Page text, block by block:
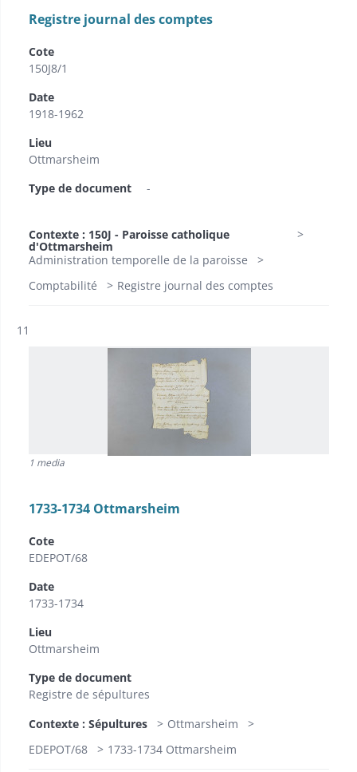
Registre journal des comptes
Cote
150J8/1
Date
1918-1962
Lieu
Ottmarsheim
Type de document
-
Contexte : 150J - Paroisse catholique
d'Ottmarsheim
Administration temporelle de la paroisse
Comptabilité
Registre journal des comptes
Résultat n°
11
1 media
1733-1734 Ottmarsheim
Cote
EDEPOT/68
Date
1733-1734
Lieu
Ottmarsheim
Type de document
Registre de sépultures
Contexte : Sépultures
Ottmarsheim
EDEPOT/68
1733-1734 Ottmarsheim